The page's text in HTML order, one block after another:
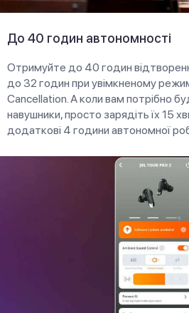
До 40 годин автономності
Отримуйте до 40 годин
до 32 годин при увімкненому
Cancellation. А коли вам потрібно
навушники, просто зарядіть їх 15
додаткові 4 години автономної